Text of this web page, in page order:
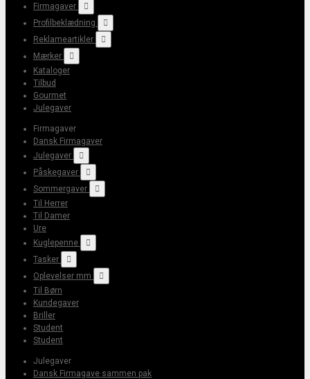
Firmagaver

Profilbeklædning

Reklameartikler

Mærker

Kataloger
Tilbud
Gourmet
Julegaver
Firmagaver
Dansk Firmagaver
Julegaver

Påskegaver

Sommergaver

Til Herrer
Til Damer
Ure
Kuglepenne

Tasker

Oplevelser mm

Til Børn
Kundegaver
Briller
Student
Student
Julegaver
Dansk Firmagave sammen pak